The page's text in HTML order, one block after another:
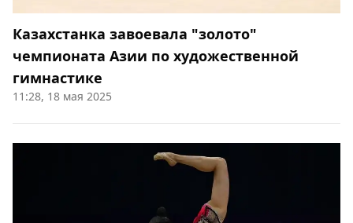
Казахстанка завоевала "золото"
чемпионата Азии по художественной
гимнастике
11:28, 18 мая 2025